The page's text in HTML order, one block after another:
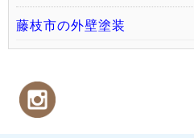
藤枝市の外壁塗装